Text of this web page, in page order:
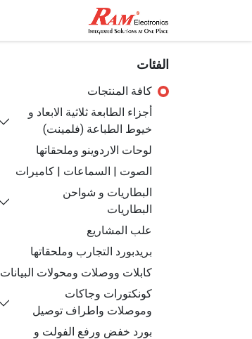
الفئات
كافة المنتجات
أجزاء الطابعة ثلاثية الابعاد و
خيوط الطباعة (فلمينت)
لوحات الاردوينو وملحقاتها
الصوت | السماعات | كاميرات
البطاريات و شواحن
البطاريات
علب المشاريع
بريدبورد التجارب وملحقاتها
كابلات ووصلات ومحولات البيانات
كونكتورات وجاكات
وموصلات واطراف توصيل
بورد خفض ورفع الفولت و